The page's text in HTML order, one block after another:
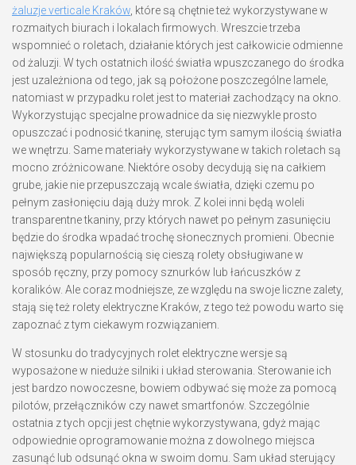
żaluzje verticale Kraków , które są chętnie też wykorzystywane w
rozmaitych biurach i lokalach firmowych. Wreszcie trzeba
wspomnieć o roletach, działanie których jest całkowicie odmienne
od żaluzji. W tych ostatnich ilość światła wpuszczanego do środka
jest uzależniona od tego, jak są położone poszczególne lamele,
natomiast w przypadku rolet jest to materiał zachodzący na okno.
Wykorzystując specjalne prowadnice da się niezwykle prosto
opuszczać i podnosić tkaninę, sterując tym samym ilością światła
we wnętrzu. Same materiały wykorzystywane w takich roletach są
mocno zróżnicowane. Niektóre osoby decydują się na całkiem
grube, jakie nie przepuszczają wcale światła, dzięki czemu po
pełnym zasłonięciu dają duży mrok. Z kolei inni będą woleli
transparentne tkaniny, przy których nawet po pełnym zasunięciu
będzie do środka wpadać trochę słonecznych promieni. Obecnie
największą popularnością się cieszą rolety obsługiwane w
sposób ręczny, przy pomocy sznurków lub łańcuszków z
koralików. Ale coraz modniejsze, ze względu na swoje liczne zalety,
stają się też rolety elektryczne Kraków, z tego też powodu warto się
zapoznać z tym ciekawym rozwiązaniem.
W stosunku do tradycyjnych rolet elektryczne wersje są
wyposażone w nieduże silniki i układ sterowania. Sterowanie ich
jest bardzo nowoczesne, bowiem odbywać się może za pomocą
pilotów, przełączników czy nawet smartfonów. Szczególnie
ostatnia z tych opcji jest chętnie wykorzystywana, gdyż mając
odpowiednie oprogramowanie można z dowolnego miejsca
zasunąć lub odsunąć okna w swoim domu. Sam układ sterujący